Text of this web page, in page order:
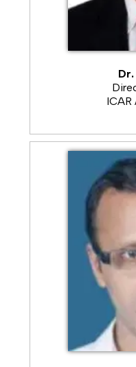
10.12.2025KVK
demonstrated
on Farm
December 2025 at
04.12.2025Women
celebrated at
Education Day
and teachers of PM
PM Shri Kendriya
District
under Center of
conducted at KVK
ICAR